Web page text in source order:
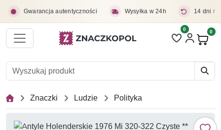
Gwarancja autentyczności Wysyłka w 24h 14 dni
Liczba pozycji
0 0
Znaczki Ludzie Polityka